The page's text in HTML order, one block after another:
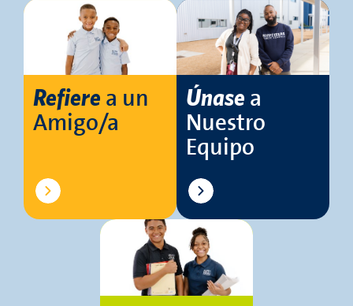
Refiere a un
Amigo/a
Únase a
Nuestro
Equipo